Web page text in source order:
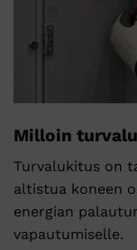
Milloin
Turvalukitus on
altistua koneen
energian
vapautumiselle.